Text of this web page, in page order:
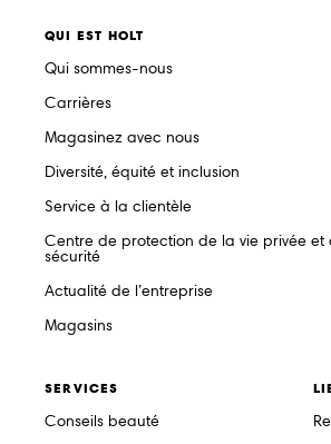
QUI EST HOLT
Qui sommes-nous
Carrières
Magasinez avec nous
Diversité, équité et inclusion
Service à la clientèle
Centre de protection de la vie privée et
sécurité
Actualité de l’entreprise
Magasins
SERVICES
Conseils beauté